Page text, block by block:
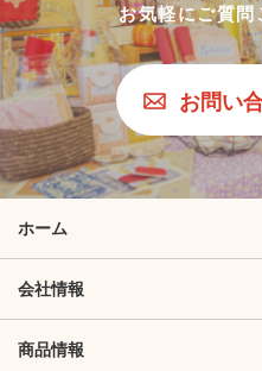
お気軽にご質
お問い
ホーム
会社情報
商品情報